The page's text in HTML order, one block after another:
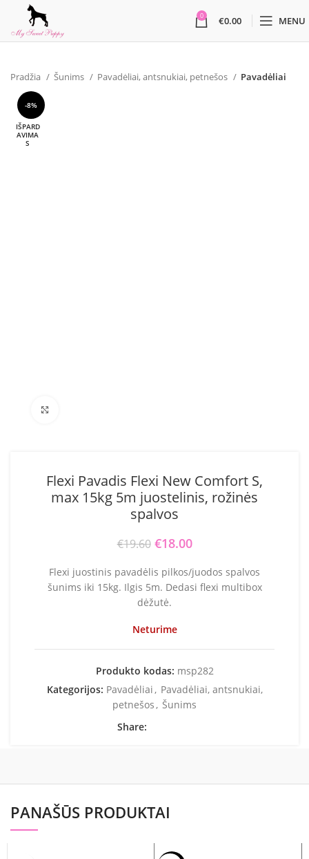
0 €0.00 MENU
Pradžia Šunims Pavadėliai, antsnukiai, petnešos Pavadėliai
-8%
IŠPARD
AVIMA
S
Flexi Pavadis Flexi New Comfort S,
max 15kg 5m juostelinis, rožinės
spalvos
€19.60 Original price was: €19.60.
€18.00
Flexi juostinis pavadėlis pilkos/juodos spalvos
šunims iki 15kg. Ilgis 5m. Dedasi flexi multibox
dėžutė.
Neturime
Produkto kodas: msp282
Kategorijos: Pavadėliai , Pavadėliai, antsnukiai,
petnešos , Šunims
Share:
PANAŠŪS PRODUKTAI